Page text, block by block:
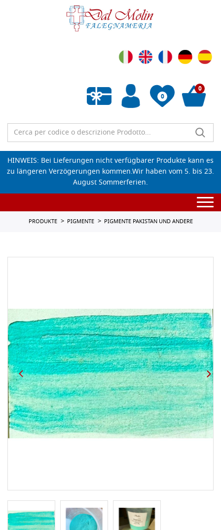
0
Wunschliste leeren
0
HINWEIS: Bei Lieferungen nicht verfügbarer Produkte kann es
zu längeren Verzögerungen kommen.Wir haben vom 5. bis 23.
August Sommerferien.
PRODUKTE PIGMENTE PIGMENTE PAKISTAN UND ANDERE